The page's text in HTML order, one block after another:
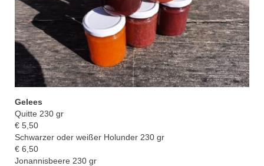
Gelees
Quitte 230 gr
€ 5,50
Schwarzer oder weißer Holunder 230 gr
€ 6,50
Jonannisbeere 230 gr